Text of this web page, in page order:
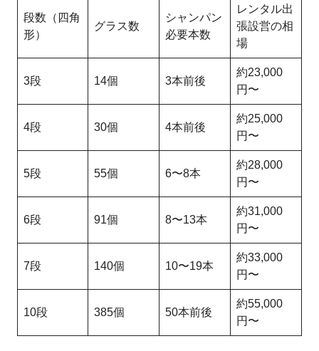
段数（四角
形）
グラス数
シャンパン
必要本数
レンタル出
張設営の相
場
3段 14個 3本前後
約23,000
円〜
4段 30個 4本前後
約25,000
円〜
5段 55個 6〜8本
約28,000
円〜
6段 91個 8〜13本
約31,000
円〜
7段 140個 10〜19本
約33,000
円〜
10段 385個 50本前後
約55,000
円〜